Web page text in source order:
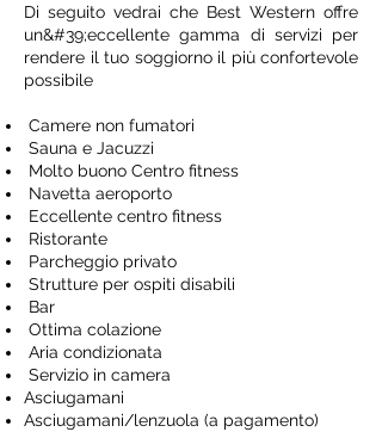
Di seguito vedrai che Best Western offre
un&#39;eccellente gamma di servizi per
rendere il tuo soggiorno il più confortevole
possibile
Camere non fumatori
Sauna e Jacuzzi
Molto buono Centro fitness
Navetta aeroporto
Eccellente centro fitness
Ristorante
Parcheggio privato
Strutture per ospiti disabili
Bar
Ottima colazione
Aria condizionata
Servizio in camera
Asciugamani
Asciugamani/lenzuola (a pagamento)